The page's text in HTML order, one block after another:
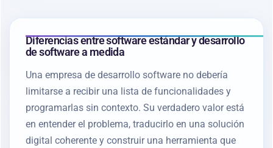
Diferencias entre software estándar y desarrollo
de software a medida
Una empresa de desarrollo software no debería
limitarse a recibir una lista de funcionalidades y
programarlas sin contexto. Su verdadero valor está
en entender el problema, traducirlo en una solución
digital coherente y construir una herramienta que